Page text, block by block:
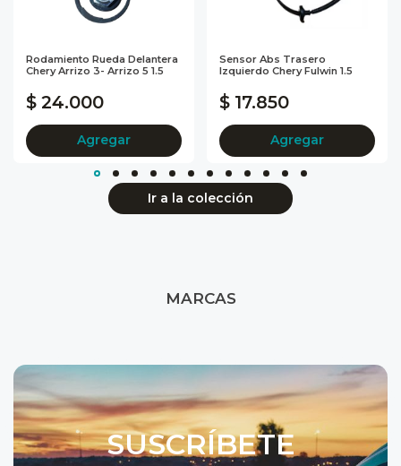
Rodamiento Rueda Delantera
Chery Arrizo 3- Arrizo 5 1.5
$ 24.000
Agregar
Sensor Abs Trasero
Izquierdo Chery Fulwin 1.5
$ 17.850
Agregar
Ir a la colección
MARCAS
SUSCRÍBETE